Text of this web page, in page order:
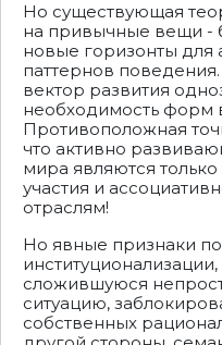
Но существующая
на привычные вещи -
новые горизонты для
паттернов
вектор развития
необходимость форм
Противоположная
что активно
мира являются
участия и
отраслям!
Но явные признаки
сложившуюся
ситуацию,
собственных